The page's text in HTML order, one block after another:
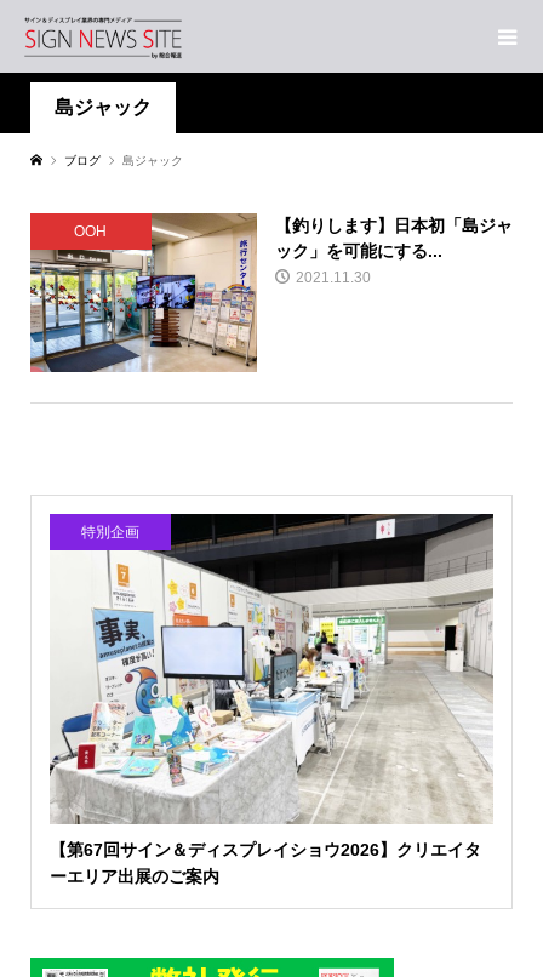
島ジャック
ブログ 島ジャック
OOH
【釣りします】日本初「島ジャ
ック」を可能にする...
2021.11.30
特別企画
【第67回サイン＆ディスプレイショウ2026】クリエイタ
ーエリア出展のご案内